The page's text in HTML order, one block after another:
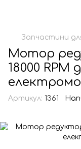
Запчастини
Мотор
18000 RPM
Артикул: 1361